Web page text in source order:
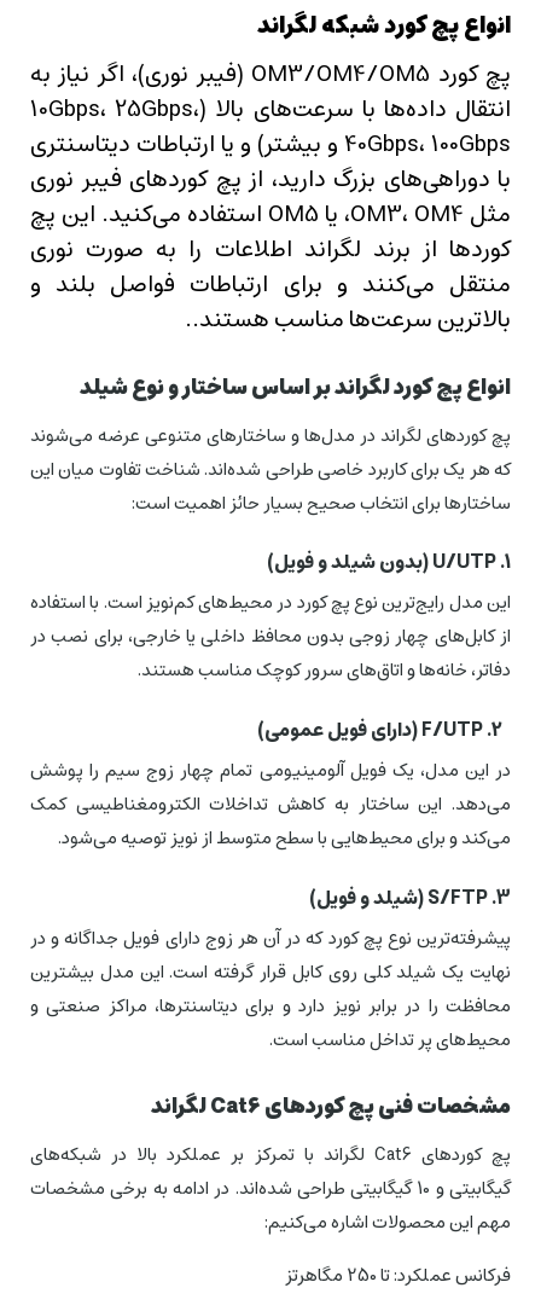
انواع پچ کورد شبکه لگراند
پچ کورد OM3/OM4/OM5 (فیبر نوری)، اگر نیاز به
انتقال داده‌ها با سرعت‌های بالا (10Gbps، 25Gbps،
40Gbps، 100Gbps و بیشتر) و یا ارتباطات دیتاسنتری
با دوراهی‌های بزرگ دارید، از پچ کوردهای فیبر نوری
مثل OM3، OM4، یا OM5 استفاده می‌کنید. این پچ
کوردها از برند لگراند اطلاعات را به صورت نوری
منتقل می‌کنند و برای ارتباطات فواصل بلند و
بالاترین سرعت‌ها مناسب هستند..
انواع پچ کورد لگراند بر اساس ساختار و نوع شیلد
پچ کوردهای لگراند در مدل‌ها و ساختارهای متنوعی عرضه می‌شوند
که هر یک برای کاربرد خاصی طراحی شده‌اند. شناخت تفاوت میان این
ساختارها برای انتخاب صحیح بسیار حائز اهمیت است:
1. U/UTP (بدون شیلد و فویل)
این مدل رایج‌ترین نوع پچ کورد در محیط‌های کم‌نویز است. با استفاده
از کابل‌های چهار زوجی بدون محافظ داخلی یا خارجی، برای نصب در
دفاتر، خانه‌ها و اتاق‌های سرور کوچک مناسب هستند.
در این مدل، یک فویل آلومینیومی تمام چهار زوج سیم را پوشش
می‌دهد. این ساختار به کاهش تداخلات الکترومغناطیسی کمک
می‌کند و برای محیط‌هایی با سطح متوسط از نویز توصیه می‌شود.
3. S/FTP (شیلد و فویل)
پیشرفته‌ترین نوع پچ کورد که در آن هر زوج دارای فویل جداگانه و در
نهایت یک شیلد کلی روی کابل قرار گرفته است. این مدل بیشترین
محافظت را در برابر نویز دارد و برای دیتاسنترها، مراکز صنعتی و
محیط‌های پر تداخل مناسب است.
مشخصات فنی پچ کوردهای لگراند
پچ کوردهای Cat6 لگراند با تمرکز بر عملکرد بالا در شبکه‌های
گیگابیتی و 10 گیگابیتی طراحی شده‌اند. در ادامه به برخی مشخصات
مهم این محصولات اشاره می‌کنیم:
فرکانس عملکرد: تا 250 مگاهرتز